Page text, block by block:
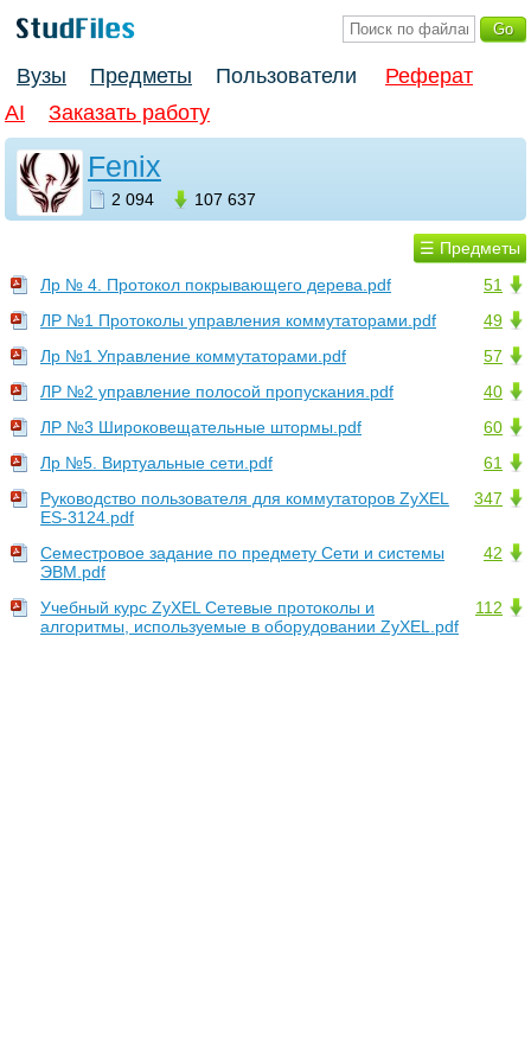
Вузы Предметы Пользователи
Реферат
AI
Заказать работу
Fenix
2 094 107 637
☰ Предметы
51
Лр № 4. Протокол покрывающего дерева.pdf
49
ЛР №1 Протоколы управления коммутаторами.pdf
57
Лр №1 Управление коммутаторами.pdf
40
ЛР №2 управление полосой пропускания.pdf
60
ЛР №3 Широковещательные штормы.pdf
61
Лр №5. Виртуальные сети.pdf
347
Руководство пользователя для коммутаторов ZyXEL
ES-3124.pdf
42
Семестровое задание по предмету Сети и системы
ЭВМ.pdf
112
Учебный курс ZyXEL Сетевые протоколы и
алгоритмы, используемые в оборудовании ZyXEL.pdf